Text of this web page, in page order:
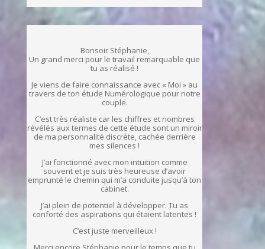
Bonsoir Stéphanie,
Un grand merci pour le travail remarquable que
tu as réalisé !
Je viens de faire connaissance avec « Moi » au
travers de ton étude Numérologique pour notre
couple.
C’est très réaliste car les chiffres et nombres
révélés aux termes de cette étude sont un miroir
de ma personnalité discrète, cachée derrière
mes silences !
J’ai fonctionné avec mon intuition comme
souvent et je suis très heureuse d’avoir
emprunté le chemin qui m’a conduite jusqu’à ton
cabinet.
J’ai plein de potentiel à développer. Tu as
conforté des aspirations qui étaient latentes !
C’est juste merveilleux !